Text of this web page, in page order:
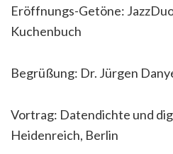
Eröffnungs-Getöne:
Kuchenbuch
Begrüßung: Dr. Jürgen
Vortrag: Datendichte und
Heidenreich, Berlin